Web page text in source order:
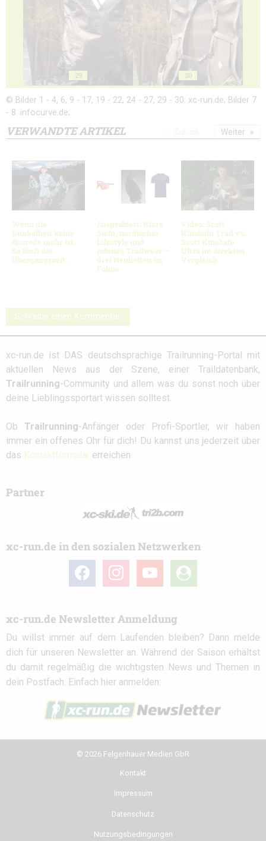
29 30
© Bilder 1 - 4, 6, 9 - 17, 19 - 22, 24 - 27, 29 - 30: xc-run.de; Bilder 7
- 8: infocurve.de;
VERWANDTE ARTIKEL
Wenn die
Dunkelheit keine
Ausrede mehr ist.
So läuft die
Übergangszeit.
Ausprobiert: Klare
Sicht, nordischer
Lifestyle und
robuste Trailwear –
drei Neuheiten im
Fokus
Video: Scott
Kinabalu Trail vs.
Scott Kinabalu
Ultra im direkten
Vergleich
Weiter
Schreibe einen Kommentar
xc-run.de ist DAS deutschsprachige Trailrunning-Portal mit
aktuellen News aus der Szene, einer Traildatenbank,
Trailrunning-Community und allem was du sonst noch über
deine Lieblingssportart wissen solltest.
Ob Trailrunning-Anfänger oder Profi-Sportler, wir haben
immer ein offenes Ohr für dich! Du kannst uns jederzeit über
das Kontaktformular erreichen.
Partner
xc-run.de in den sozialen Netzwerken
facebook instagramyoutube
user-
circle
xc-run.de Newsletter Anmeldung
Du willst immer auf dem Laufenden bleiben? Dann melde
dich für unseren Newsletter an. Während der Saison erhältst
du damit regelmäßig die wichtigsten News und Themen in
dein Postfach. Einfach hier anmelden:
© 2026 Felgenhauer Medien GbR
Kontakt
Impressum
Datenschutz
Nutzungsbedingungen